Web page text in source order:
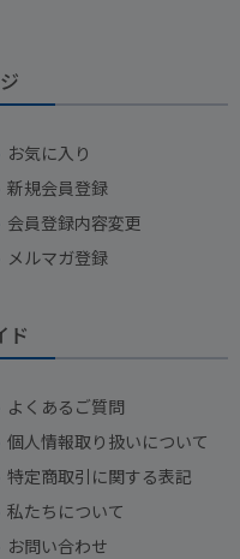
お気に入り
新規会員登録
会員登録内容変更
メルマガ登録
ド
よくあるご質問
個人情報取り扱いについて
特定商取引に関する表記
私たちについて
お問い合わせ